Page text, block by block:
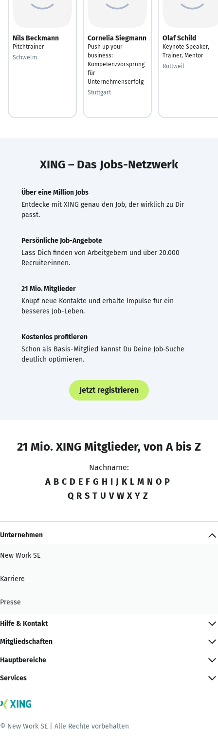
Nils Beckmann
Pitchtrainer
Schwelm
Cornelia Siegmann
Push up your
business:
Kompetenzvorsprung
für
Unternehmenserfolg
Stuttgart
Olaf Schild
Keynote Speaker,
Trainer, Mentor
Rottweil
XING – Das Jobs-Netzwerk
Über eine Million Jobs
Entdecke mit XING genau den Job, der wirklich zu Dir
passt.
Persönliche Job-Angebote
Lass Dich finden von Arbeitgebern und über 20.000
Recruiter·innen.
21 Mio. Mitglieder
Knüpf neue Kontakte und erhalte Impulse für ein
besseres Job-Leben.
Kostenlos profitieren
Schon als Basis-Mitglied kannst Du Deine Job-Suche
deutlich optimieren.
Jetzt registrieren
21 Mio. XING Mitglieder, von A bis Z
Nachname:
A B C D E F G H I J K L M N O P
Q R S T U V W X Y Z
Unternehmen
New Work SE
Karriere
Presse
Hilfe & Kontakt
Mitgliedschaften
Hauptbereiche
Services
© New Work SE | Alle Rechte vorbehalten